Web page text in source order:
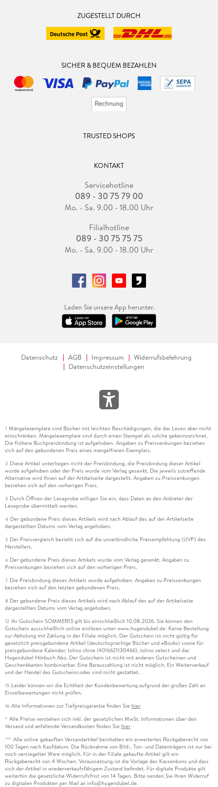
ZUGESTELLT DURCH
SICHER & BEQUEM BEZAHLEN
TRUSTED SHOPS
KONTAKT
Servicehotline
089 - 30 75 79 00
Mo. - Sa. 9.00 - 18.00 Uhr
Filialhotline
089 - 30 75 75 75
Mo. - Sa. 9.00 - 18.00 Uhr
Laden Sie unsere App herunter.
Datenschutz AGB Impressum
Widerrufsbelehrung
Datenschutzeinstellungen
1 Mängelexemplare sind Bücher mit leichten Beschädigungen, die das Lesen aber nicht
einschränken. Mängelexemplare sind durch einen Stempel als solche gekennzeichnet.
Die frühere Buchpreisbindung ist aufgehoben. Angaben zu Preissenkungen beziehen
sich auf den gebundenen Preis eines mangelfreien Exemplars.
2 Diese Artikel unterliegen nicht der Preisbindung, die Preisbindung dieser Artikel
wurde aufgehoben oder der Preis wurde vom Verlag gesenkt. Die jeweils zutreffende
Alternative wird Ihnen auf der Artikelseite dargestellt. Angaben zu Preissenkungen
beziehen sich auf den vorherigen Preis.
3 Durch Öffnen der Leseprobe willigen Sie ein, dass Daten an den Anbieter der
Leseprobe übermittelt werden.
4 Der gebundene Preis dieses Artikels wird nach Ablauf des auf der Artikelseite
dargestellten Datums vom Verlag angehoben.
5 Der Preisvergleich bezieht sich auf die unverbindliche Preisempfehlung (UVP) des
Herstellers.
6 Der gebundene Preis dieses Artikels wurde vom Verlag gesenkt. Angaben zu
Preissenkungen beziehen sich auf den vorherigen Preis.
7 Die Preisbindung dieses Artikels wurde aufgehoben. Angaben zu Preissenkungen
beziehen sich auf den letzten gebundenen Preis.
8 Der gebundene Preis dieses Artikels wird nach Ablauf des auf der Artikelseite
dargestellten Datums vom Verlag angehoben.
12 Ihr Gutschein SOMMER13 gilt bis einschließlich 10.08.2026. Sie können den
Gutschein ausschließlich online einlösen unter www.hugendubel.de. Keine Bestellung
zur Abholung mit Zahlung in der Filiale möglich. Der Gutschein ist nicht gültig für
gesetzlich preisgebundene Artikel (deutschsprachige Bücher und eBooks) sowie für
preisgebundene Kalender, tolino shine (4016621130466), tolino select und das
Hugendubel Hörbuch Abo. Der Gutschein ist nicht mit anderen Gutscheinen und
Geschenkkarten kombinierbar. Eine Barauszahlung ist nicht möglich. Ein Weiterverkauf
und der Handel des Gutscheincodes sind nicht gestattet.
15 Leider können wir die Echtheit der Kundenbewertung aufgrund der großen Zahl an
Einzelbewertungen nicht prüfen.
16 Alle Informationen zur Tiefpreisgarantie finden Sie hier
* Alle Preise verstehen sich inkl. der gesetzlichen MwSt. Informationen über den
Versand und anfallende Versandkosten finden Sie hier
*** Alle online gekauften Versandartikel beinhalten ein erweitertes Rückgaberecht von
100 Tagen nach Kaufdatum. Die Rücknahme von Bild-, Ton- und Datenträgern ist nur bei
noch versiegelter Ware möglich. Für in der Filiale gekaufte Artikel gilt ein
Rückgaberecht von 4 Wochen. Voraussetzung ist die Vorlage des Kassenbons und dass
sich der Artikel in wiederverkaufsfähigem Zustand befindet. Für digitale Produkte gilt
weiterhin die gesetzliche Widerrufsfrist von 14 Tagen. Bitte senden Sie Ihren Widerruf
zu digitalen Produkten per Mail an info@hugendubel.de.